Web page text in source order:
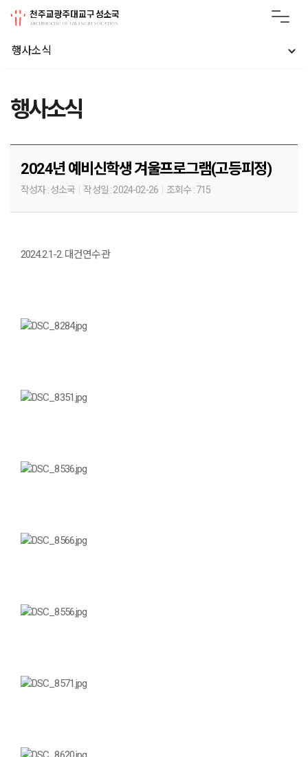
행사소식
행사소식
2024년 예비신학생 겨울프로그램(고등피정)
작성자 :성소국 작성일 :2024-02-26 조회수 :715
2024.2.1-2. 대건연수관